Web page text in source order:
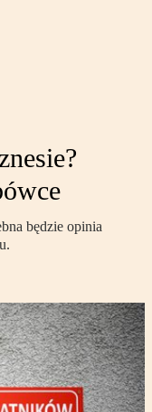
będzie opinia